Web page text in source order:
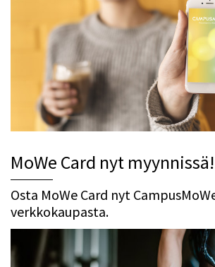
MoWe Card nyt myynnissä!
Osta MoWe Card nyt
verkkokaupasta.